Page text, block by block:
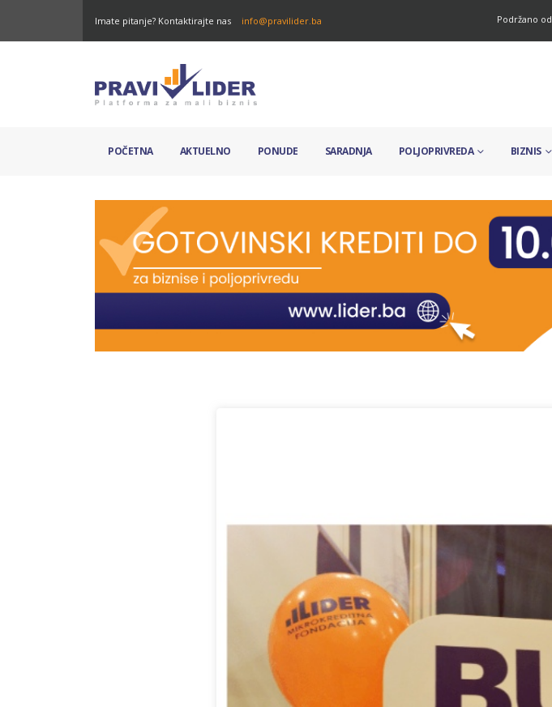
Imate pitanje? Kontaktirajte nas info@pravilider.ba Podržano od
POČETNA AKTUELNO PONUDE SARADNJA POLJOPRIVREDA BIZNIS